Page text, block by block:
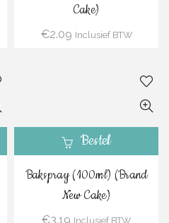
Cake)
€2.09 Inclusief BTW
Bestel
Bakspray (100ml) (Brand
New Cake)
€3.19 Inclusief BTW